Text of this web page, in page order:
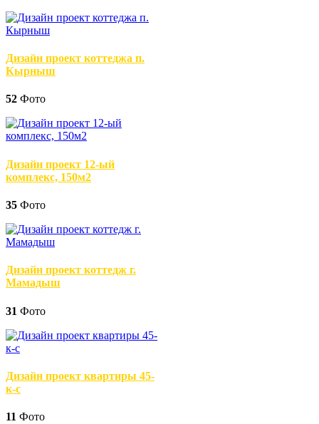
Дизайн проект коттеджа п.
Кырныш
52 Фото
Дизайн проект 12-ый
комплекс, 150м2
35 Фото
Дизайн проект коттедж г.
Мамадыш
31 Фото
Дизайн проект квартиры 45-
к-с
11 Фото